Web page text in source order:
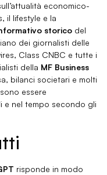
economico-
il lifestyle e la
storico del
dei giornalisti delle
Class CNBC e tutte i
della MF Business
bilanci societari e molti
essere
e nel tempo secondo gli
risponde in modo